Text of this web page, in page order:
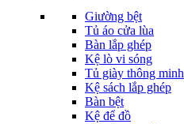
Giường bệt
Tủ áo cửa lùa
Bàn lắp ghép
Kệ lò vi sóng
Tủ giày thông minh
Kệ sách lắp ghép
Bàn bệt
Kệ để đồ